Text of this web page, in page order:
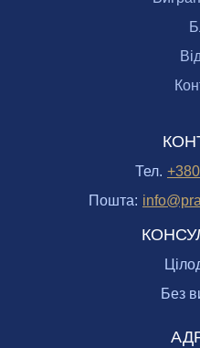
Тел.
Пошта:
Без